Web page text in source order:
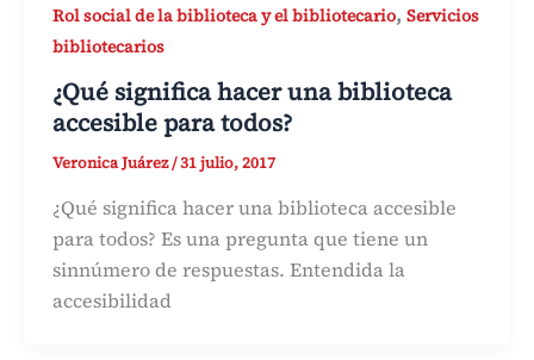
Rol social de la biblioteca y el bibliotecario, Servicios
bibliotecarios
¿Qué significa hacer una biblioteca
accesible para todos?
Veronica Juárez/31 julio, 2017
¿Qué significa hacer una biblioteca accesible
para todos? Es una pregunta que tiene un
sinnúmero de respuestas. Entendida la
accesibilidad